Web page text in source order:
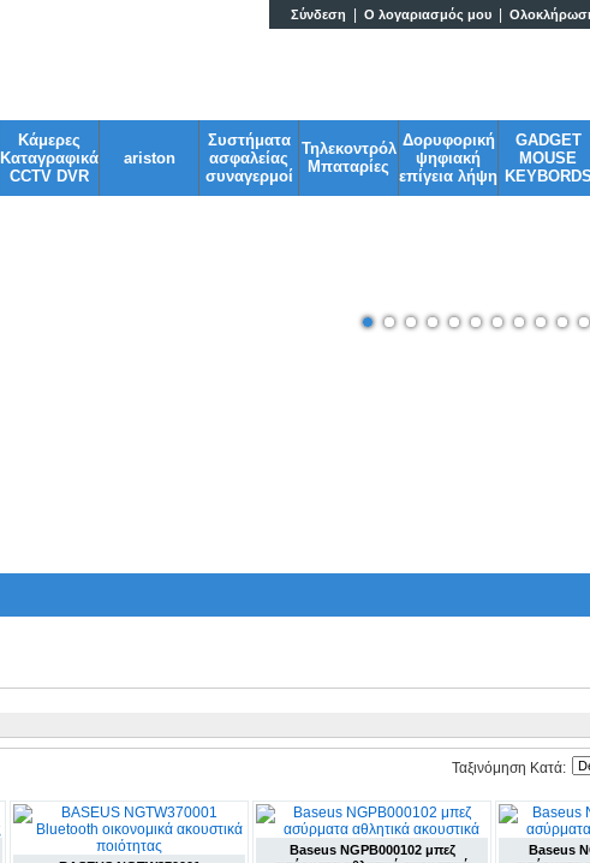
Σύνδεση Ο λογαριασμός μου
Κάμερες
Καταγραφικά
CCTV DVR
ariston
Συστήματα
ασφαλείας
συναγερμοί
Τηλεκοντρόλ
Μπαταρίες
Δορυφορική
ψηφιακή
επίγεια λήψη
GADGET
MOUSE
KEYBORDS
Ταξινόμηση Κατά:
Baseus NGPB000102 μπεζ
Baseus